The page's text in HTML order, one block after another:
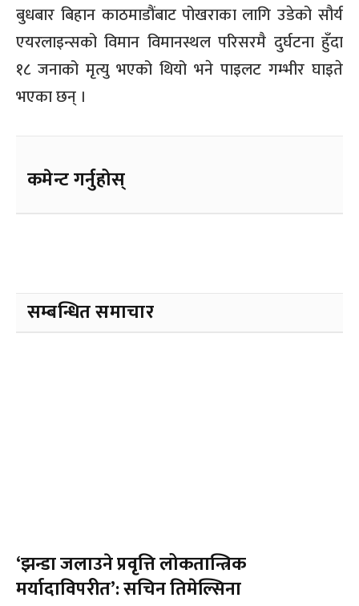
बुधबार बिहान काठमाडौंबाट पोखराका लागि उडेको सौर्य
एयरलाइन्सको विमान विमानस्थल परिसरमै दुर्घटना हुँदा
१८ जनाको मृत्यु भएको थियो भने पाइलट गम्भीर घाइते
भएका छन् ।
कमेन्ट गर्नुहोस्
सम्बन्धित समाचार
‘झन्डा जलाउने प्रवृत्ति लोकतान्त्रिक
मर्यादाविपरीत’: सचिन तिमेल्सिना